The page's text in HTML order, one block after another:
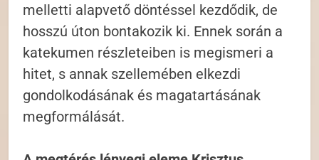
melletti alapvető döntéssel kezdődik, de
hosszú úton bontakozik ki. Ennek során a
katekumen részleteiben is megismeri a
hitet, s annak szellemében elkezdi
gondolkodásának és magatartásának
megformálását.